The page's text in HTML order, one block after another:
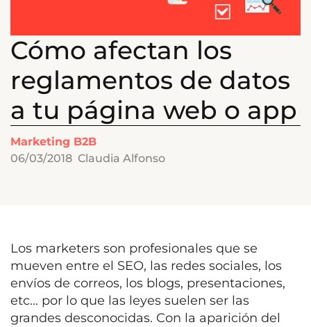
Cómo afectan los
reglamentos de datos
a tu página web o app
Marketing B2B
06/03/2018 Claudia Alfonso
Los marketers son profesionales que se
mueven entre el SEO, las redes sociales, los
envíos de correos, los blogs, presentaciones,
etc… por lo que las leyes suelen ser las
grandes desconocidas. Con la aparición del